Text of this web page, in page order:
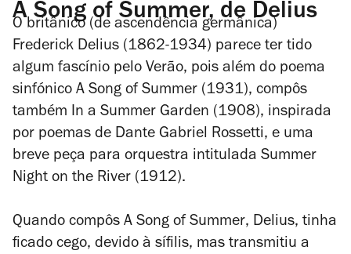
A Song of Summer, de Delius
O britânico (de ascendência germânica)
Frederick Delius (1862-1934) parece ter tido
algum fascínio pelo Verão, pois além do poema
sinfónico A Song of Summer (1931), compôs
também In a Summer Garden (1908), inspirada
por poemas de Dante Gabriel Rossetti, e uma
breve peça para orquestra intitulada Summer
Night on the River (1912).
Quando compôs A Song of Summer, Delius, tinha
ficado cego, devido à sífilis, mas transmitiu a